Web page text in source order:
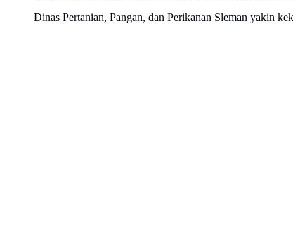
Dinas Pertanian, Pangan, dan Perikanan Sleman yakin